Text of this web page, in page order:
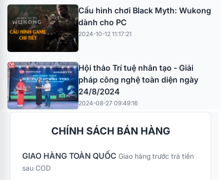
Cấu hình chơi Black Myth: Wukong
dành cho PC
2024-10-12 11:17:21
Hội thảo Trí tuệ nhân tạo - Giải
pháp công nghệ toàn diện ngày
24/8/2024
2024-08-27 09:49:16
CHÍNH SÁCH BÁN HÀNG
GIAO HÀNG TOÀN QUỐC Giao hàng trước trả tiền
sau COD